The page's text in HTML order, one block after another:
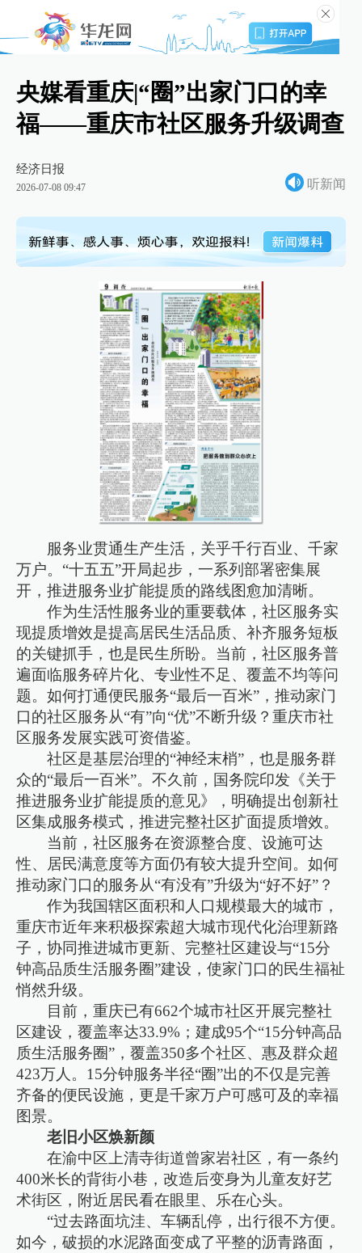
央媒看重庆|“圈”出家门口的幸
福——重庆市社区服务升级调查
经济日报
2026-07-08 09:47 听新闻
服务业贯通生产生活，关乎千行百业、千家
万户。“十五五”开局起步，一系列部署密集展
开，推进服务业扩能提质的路线图愈加清晰。
作为生活性服务业的重要载体，社区服务实
现提质增效是提高居民生活品质、补齐服务短板
的关键抓手，也是民生所盼。当前，社区服务普
遍面临服务碎片化、专业性不足、覆盖不均等问
题。如何打通便民服务“最后一百米”，推动家门
口的社区服务从“有”向“优”不断升级？重庆市社
区服务发展实践可资借鉴。
社区是基层治理的“神经末梢”，也是服务群
众的“最后一百米”。不久前，国务院印发《关于
推进服务业扩能提质的意见》，明确提出创新社
区集成服务模式，推进完整社区扩面提质增效。
当前，社区服务在资源整合度、设施可达
性、居民满意度等方面仍有较大提升空间。如何
推动家门口的服务从“有没有”升级为“好不好”？
作为我国辖区面积和人口规模最大的城市，
重庆市近年来积极探索超大城市现代化治理新路
子，协同推进城市更新、完整社区建设与“15分
钟高品质生活服务圈”建设，使家门口的民生福祉
悄然升级。
目前，重庆已有662个城市社区开展完整社
区建设，覆盖率达33.9%；建成95个“15分钟高品
质生活服务圈”，覆盖350多个社区、惠及群众超
423万人。15分钟服务半径“圈”出的不仅是完善
齐备的便民设施，更是千家万户可感可及的幸福
图景。
老旧小区焕新颜
在渝中区上清寺街道曾家岩社区，有一条约
400米长的背街小巷，改造后变身为儿童友好艺
术街区，附近居民看在眼里、乐在心头。
“过去路面坑洼、车辆乱停，出行很不方便。
如今，破损的水泥路面变成了平整的沥青路面，